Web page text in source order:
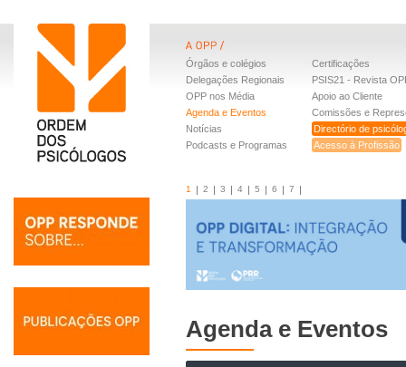
Órgãos e colégios
Delegações Regionais
OPP nos Média
Agenda e Eventos
Notícias
Podcasts e Programas
Certificações
PSIS21 - Revista
Apoio ao Cliente
Comissões e
Directório de
Acesso à Profissão
1 2 3 4 5 6 7
Agenda e Eventos